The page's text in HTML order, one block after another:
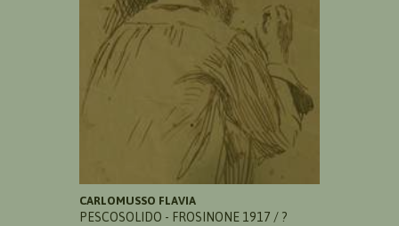
CARLOMUSSO FLAVIA
PESCOSOLIDO - FROSINONE 1917 / ?